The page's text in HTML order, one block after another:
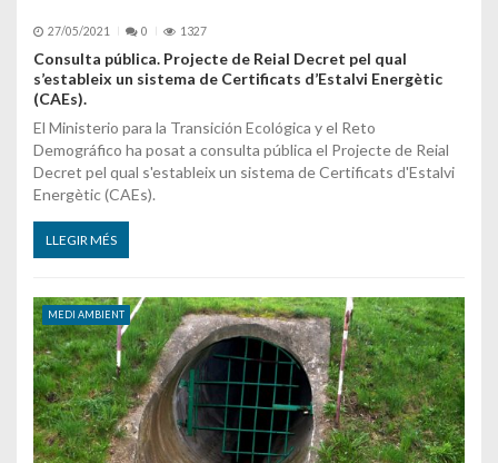
27/05/2021 0 1327
Consulta pública. Projecte de Reial Decret pel qual
s’estableix un sistema de Certificats d’Estalvi Energètic
(CAEs).
El Ministerio para la Transición Ecológica y el Reto
Demográfico ha posat a consulta pública el Projecte de Reial
Decret pel qual s'estableix un sistema de Certificats d'Estalvi
Energètic (CAEs).
LLEGIR MÉS
MEDI AMBIENT